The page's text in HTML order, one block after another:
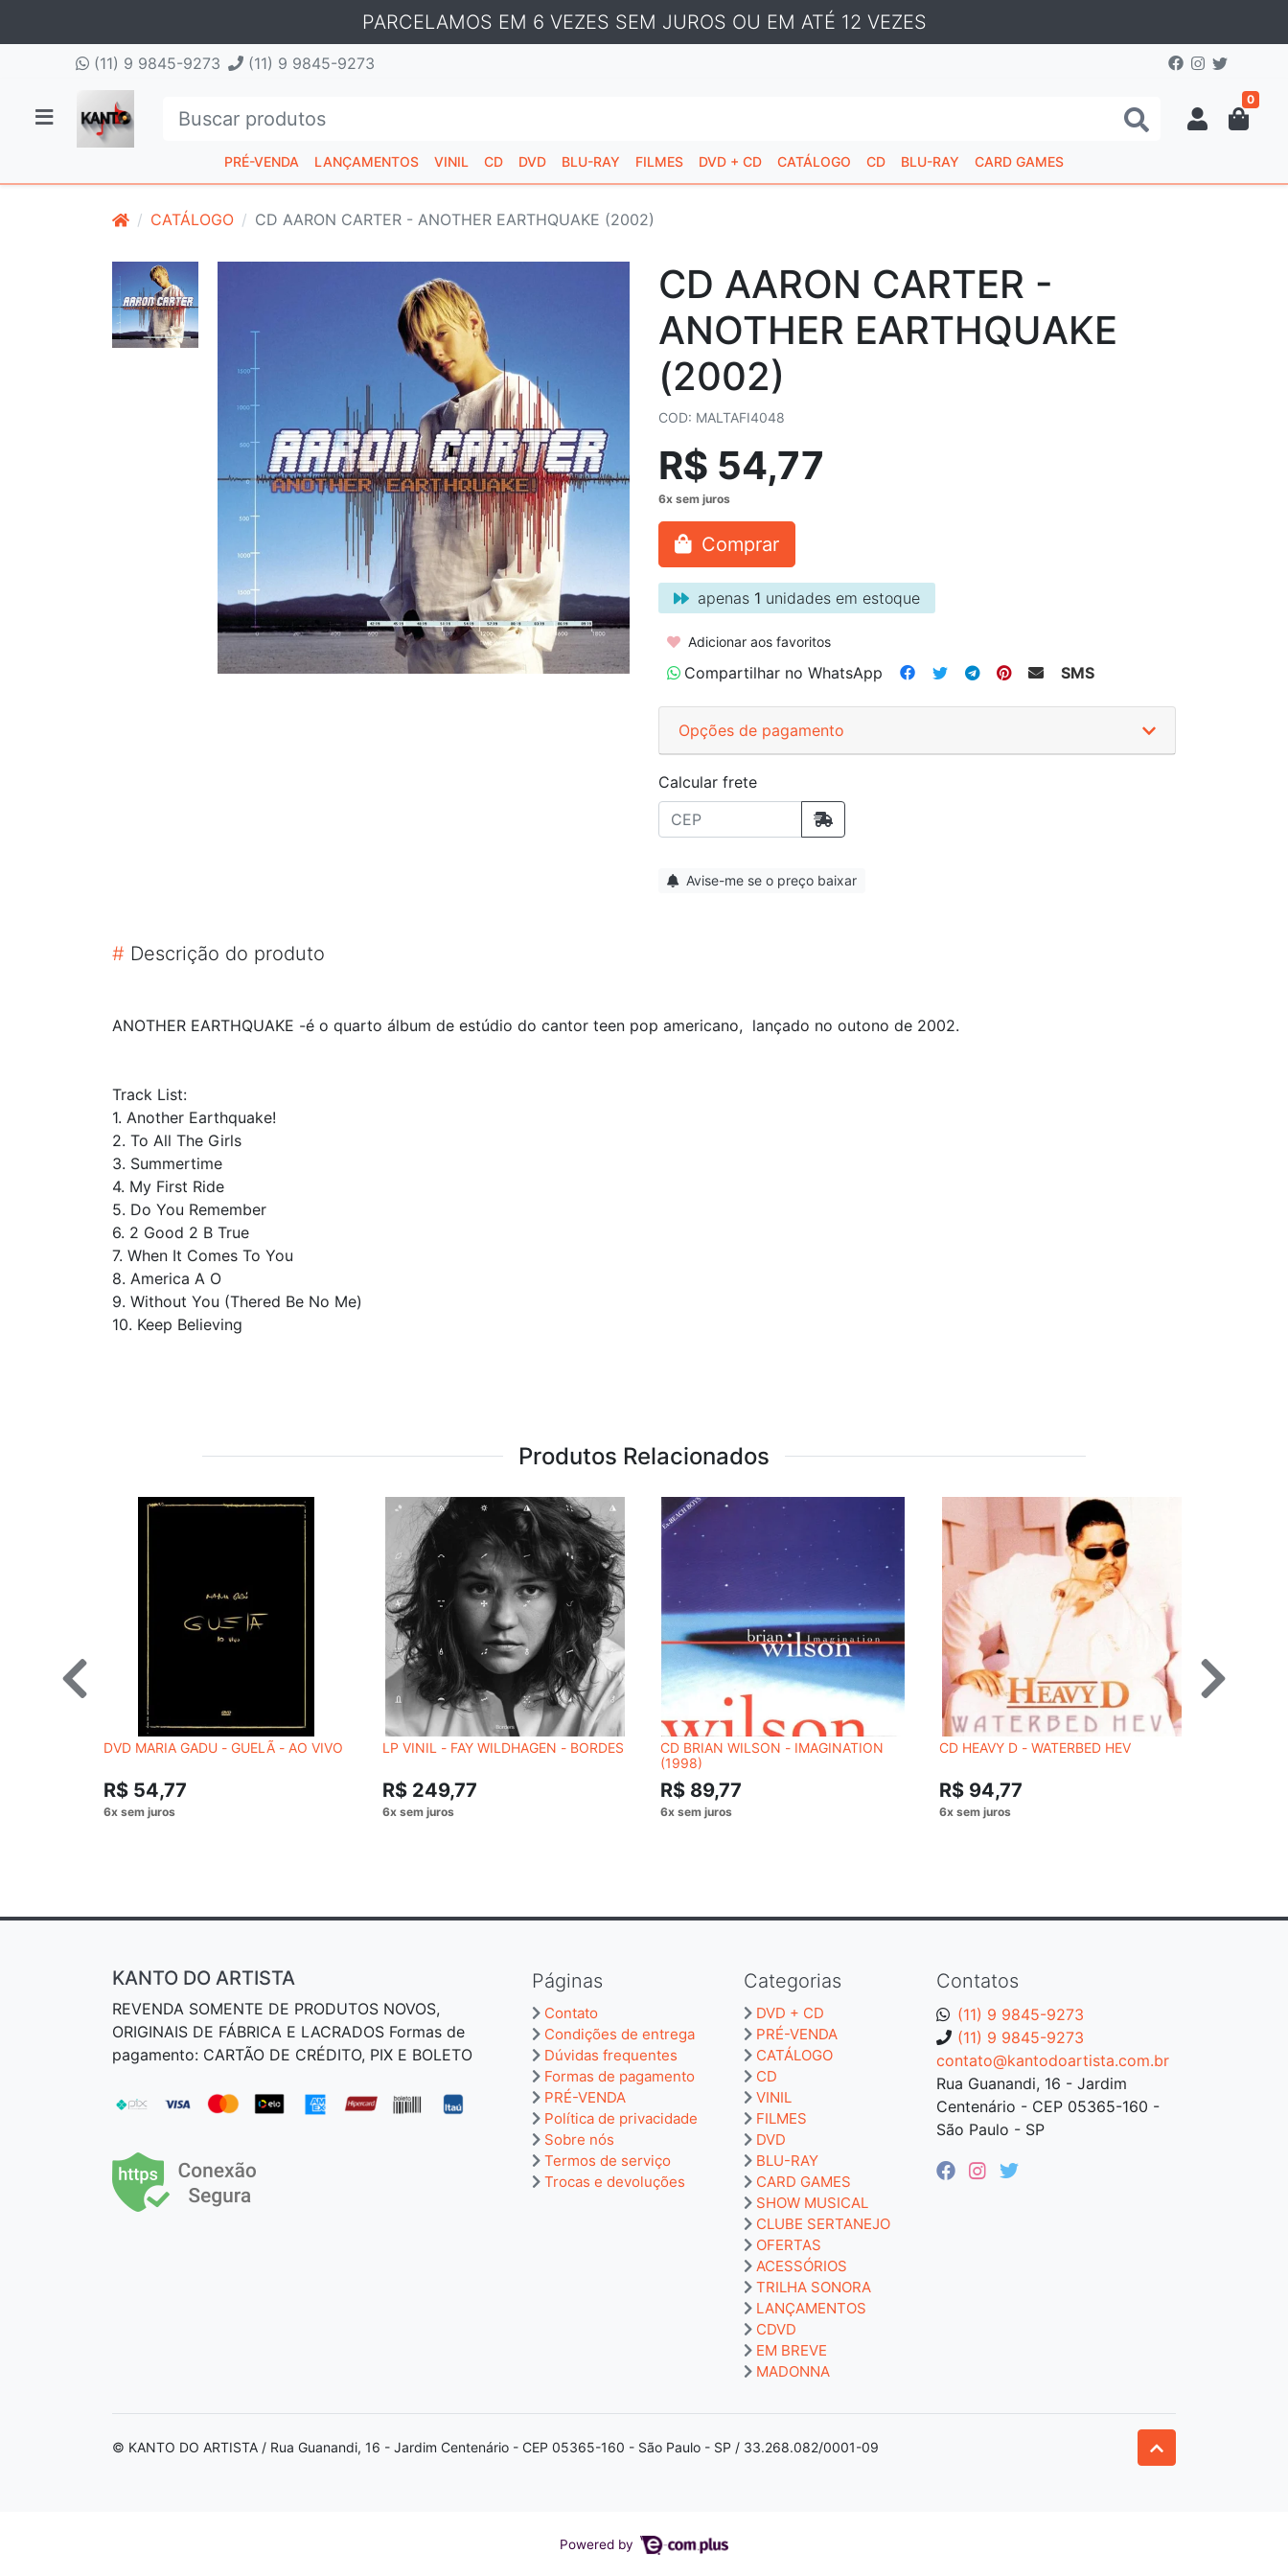
PARCELAMOS EM 6 VEZES SEM JUROS OU EM ATÉ 12 VEZES
(11) 9 9845-9273 (11) 9 9845-9273
0
PRÉ-VENDA LANÇAMENTOS VINIL CD DVD BLU-RAY FILMES DVD + CD CATÁLOGO CD BLU-RAY CARD GAMES
CATÁLOGO CD AARON CARTER - ANOTHER EARTHQUAKE (2002)
CD AARON CARTER -
ANOTHER EARTHQUAKE
(2002)
COD: MALTAFI4048
R$ 54,77
Comprar
apenas 1 unidades em estoque
Adicionar aos favoritos
Compartilhar no WhatsApp SMS
Opções de pagamento
Calcular frete
Avise-me se o preço baixar
# Descrição do produto
ANOTHER EARTHQUAKE -é o quarto álbum de estúdio do cantor teen pop americano, lançado no outono de 2002.
Track List:
1. Another Earthquake!
2. To All The Girls
3. Summertime
4. My First Ride
5. Do You Remember
6. 2 Good 2 B True
7. When It Comes To You
8. America A O
9. Without You (Thered Be No Me)
10. Keep Believing
Produtos Relacionados
DVD MARIA GADU - GUELÃ - AO VIVO
R$ 54,77
LP VINIL - FAY WILDHAGEN - BORDES
R$ 249,77
CD BRIAN WILSON - IMAGINATION
(1998)
R$ 89,77
CD HEAVY D - WATERBED HEV
R$ 94,77
Contatos
(11) 9 9845-9273
(11) 9 9845-9273
contato@kantodoartista.com.br
Rua Guanandi, 16 - Jardim
Centenário - CEP 05365-160 -
São Paulo - SP
Páginas
Contato
Condições de entrega
Dúvidas frequentes
Formas de pagamento
PRÉ-VENDA
Política de privacidade
Sobre nós
Termos de serviço
Trocas e devoluções
Categorias
DVD + CD
PRÉ-VENDA
CATÁLOGO
CD
VINIL
FILMES
DVD
BLU-RAY
CARD GAMES
SHOW MUSICAL
CLUBE SERTANEJO
OFERTAS
ACESSÓRIOS
TRILHA SONORA
LANÇAMENTOS
CDVD
EM BREVE
MADONNA
KANTO DO ARTISTA
REVENDA SOMENTE DE PRODUTOS NOVOS,
ORIGINAIS DE FÁBRICA E LACRADOS Formas de
pagamento: CARTÃO DE CRÉDITO, PIX E BOLETO
© KANTO DO ARTISTA / Rua Guanandi, 16 - Jardim Centenário - CEP 05365-160 - São Paulo - SP / 33.268.082/0001-09
Powered by